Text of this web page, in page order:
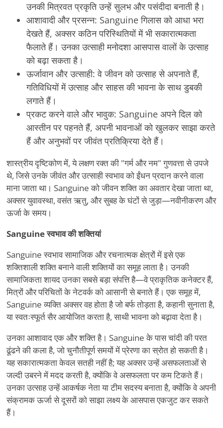
उनकी मित्रवत प्रकृति उन्हें सुलभ और पसंदीदा बनाती है।
आशावादी और प्रसन्न: Sanguine गिलास को आधा भरा
देखते हैं, अक्सर कठिन परिस्थितियों में भी सकारात्मकता
फैलाते हैं। उनका उत्साही मनोदशा आसपास वालों के उत्साह
को बढ़ा सकता है।
ऊर्जावान और उत्साही: वे जीवन को उत्साह से अपनाते हैं,
गतिविधियों में उत्साह और साहस की भावना के साथ डुबकी
लगाते हैं।
प्रकट करने वाले और भावुक: Sanguine अपने दिल को
आस्तीन पर पहनते हैं, अपनी भावनाओं को खुलकर साझा करते
हैं और अनुभवों पर जीवंत प्रतिक्रिया देते हैं।
शास्त्रीय दृष्टिकोण में, ये लक्षण रक्त की "गर्म और नम" गुणवत्ता से उपजे
थे, जिसे उनके जीवंत और उत्साही स्वभाव को ईंधन प्रदान करने वाला
माना जाता था। Sanguine को जीवन शक्ति का अवतार देखा जाता था,
अक्सर युवावस्था, वसंत ऋतु, और सुबह के घंटों से जुड़ा—नवीनीकरण और
ऊर्जा के समय।
Sanguine स्वभाव की शक्तियां
Sanguine स्वभाव सामाजिक और रचनात्मक क्षेत्रों में इसे एक
शक्तिशाली शक्ति बनाने वाली शक्तियों का समूह लाता है। उनकी
सामाजिकता शायद उनका सबसे बड़ा संपत्ति है—वे प्राकृतिक कनेक्टर हैं,
मित्रों और परिचितों के नेटवर्क को आसानी से बनाते हैं। एक समूह में,
Sanguine व्यक्ति अक्सर वह होता है जो बर्फ तोड़ता है, कहानी सुनाता है,
या स्वतःस्फूर्त सैर आयोजित करता है, साथी भावना को बढ़ावा देता है।
उनका आशावाद एक और शक्ति है। Sanguine के पास चांदी की परत
ढूंढने की कला है, जो चुनौतीपूर्ण समयों में प्रेरणा का स्रोत हो सकती है।
यह सकारात्मकता केवल सतही नहीं है; यह अक्सर उन्हें असफलताओं से
जल्दी उबरने में मदद करती है, क्योंकि वे असफलता पर कम टिकते हैं।
उनका उत्साह उन्हें आकर्षक नेता या टीम सदस्य बनाता है, क्योंकि वे अपनी
संक्रामक ऊर्जा से दूसरों को साझा लक्ष्य के आसपास एकजुट कर सकते
हैं।